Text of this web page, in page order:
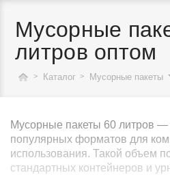
Мусорные
литров оптом
Каталог Мусорные пакеты
Мусорные пакеты 60 литров
популярных форматов для
использования. Такой объем
стандартных контейнеров и